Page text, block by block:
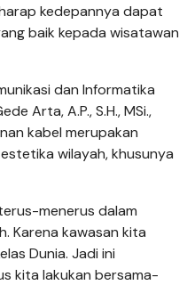
kedepannya dapat
baik kepada wisatawan
dan Informatika
Arta, A.P., S.H., MSi.,
kabel merupakan
wilayah, khusunya
menerus dalam
Karena kawasan kita
Dunia. Jadi ini
kita lakukan bersama-